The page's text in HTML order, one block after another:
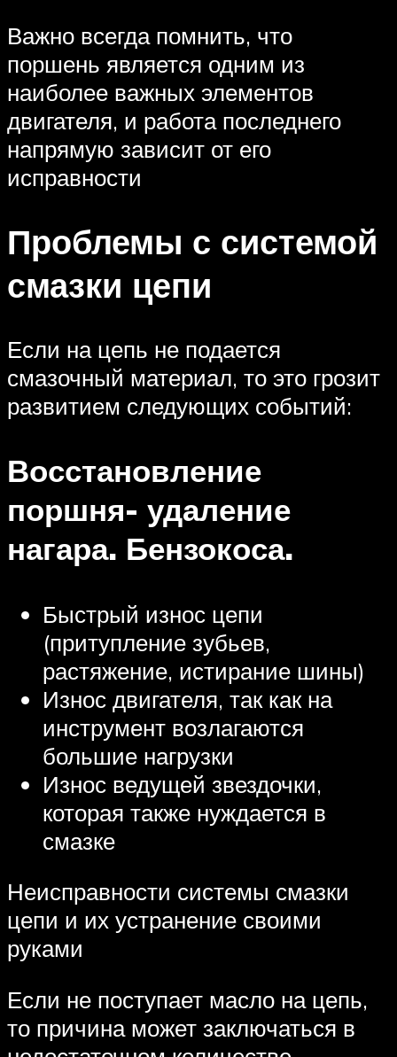
Важно всегда помнить, что
поршень является одним из
наиболее важных элементов
двигателя, и работа последнего
напрямую зависит от его
исправности
Проблемы с системой
смазки цепи
Если на цепь не подается
смазочный материал, то это грозит
развитием следующих событий:
Восстановление
поршня- удаление
нагара. Бензокоса.
Быстрый износ цепи
(притупление зубьев,
растяжение, истирание шины)
Износ двигателя, так как на
инструмент возлагаются
большие нагрузки
Износ ведущей звездочки,
которая также нуждается в
смазке
Неисправности системы смазки
цепи и их устранение своими
руками
Если не поступает масло на цепь,
то причина может заключаться в